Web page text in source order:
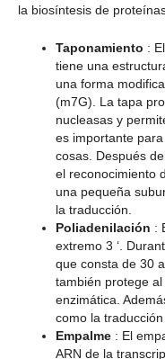
la biosíntesis de
Taponamiento :
tiene una
una forma
(m7G). La tapa
nucleasas y
es importante
cosas. Después
el reconocimiento
una pequeña
la traducción.
Poliadenilación :
extremo 3 ‘.
que consta de 30
también protege
enzimática.
como la traducción
Empalme : El
ARN de la